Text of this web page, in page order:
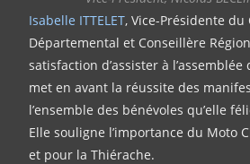
Isabelle ITTELET, Vice-Présidente du
Départemental et Conseillère
satisfaction d’assister à
met en avant la réussite des
l’ensemble des bénévoles qu’elle
Elle souligne l’importance du Moto
et pour la Thiérache.